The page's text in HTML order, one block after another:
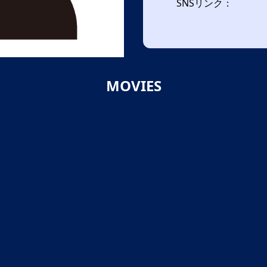
SNSリンク：
MOVIES